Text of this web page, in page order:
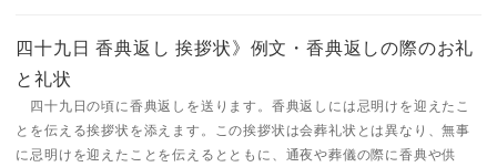
四十九日 香典返し 挨拶状》例文・香典返しの際のお礼
と礼状
四十九日の頃に香典返しを送ります。香典返しには忌明けを迎えたこ
とを伝える挨拶状を添えます。この挨拶状は会葬礼状とは異なり、無事
に忌明けを迎えたことを伝えるとともに、通夜や葬儀の際に香典や供